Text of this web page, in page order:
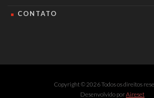
CONTATO
Copyright © 2026 Todos os direitos
Desenvolvido porAireset